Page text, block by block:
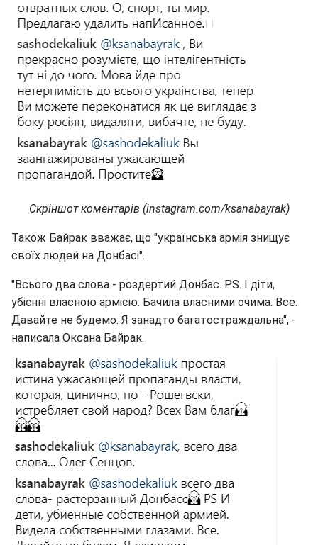
Скріншот коментарів (instagram.com/ksanabayrak)
Також Байрак вважає, що "українська армія знищує
своїх людей на Донбасі".
"Всього два слова - роздертий Донбас. РЅ. І діти,
убієнні власною армією. Бачила власними очима. Все.
Давайте не будемо. Я занадто багатостраждальна", -
написала Оксана Байрак.